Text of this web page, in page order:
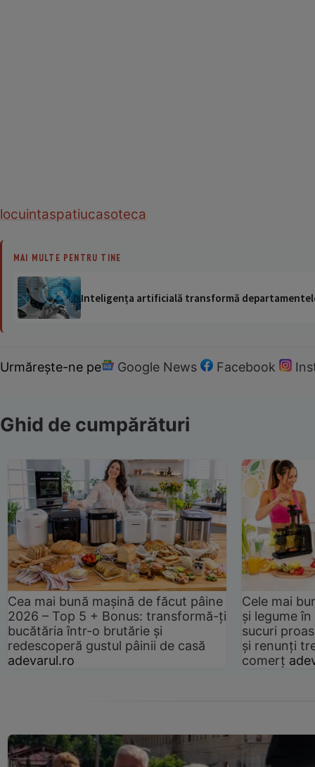
locuintaspatiucasoteca
MAI MULTE PENTRU TINE
Inteligența artificială transformă
Urmărește-ne pe Google News Facebook
Ghid de cumpărături
Cea mai bună mașină de făcut pâine
2026 – Top 5 + Bonus: transformă-ți
bucătăria într-o brutărie și
redescoperă gustul pâinii de casă
adevarul.ro
Cele mai
și legume
sucuri
și renunți
comerț